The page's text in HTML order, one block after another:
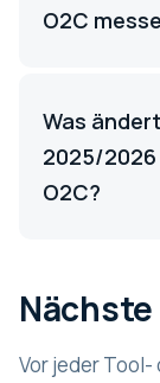
O2C
Was
2025/
O2C?
Vor jeder